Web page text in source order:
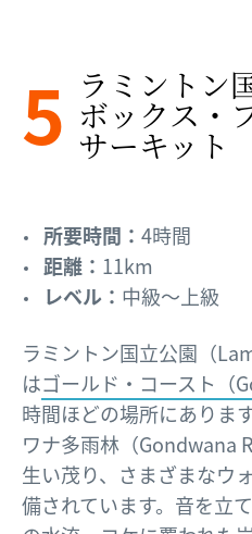
5 ラミントン
ボックス・
サーキット
所要時間： 4時間
距離： 11km
レベル： 中級～上級
ラミントン国立公園（
はゴールド・コースト（
時間ほどの場所にありま
ワナ多雨林（Gondwana
生い茂り、さまざまなウ
備されています。音を立